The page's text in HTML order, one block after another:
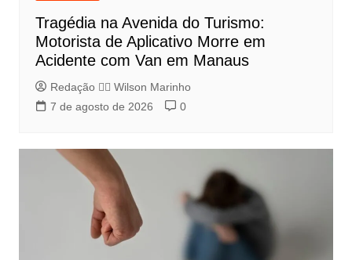
Tragédia na Avenida do Turismo:
Motorista de Aplicativo Morre em
Acidente com Van em Manaus
Redação 👨‍⚖️​ Wilson Marinho
7 de agosto de 2026
0